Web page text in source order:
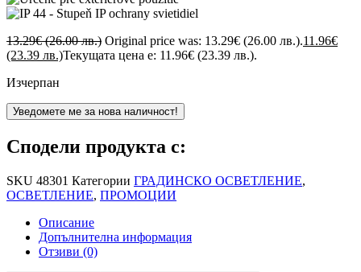
13.29€ (26.00 лв.) Original price was: 13.29€ (26.00 лв.).11.96€
(23.39 лв.)Текущата цена е: 11.96€ (23.39 лв.).
Изчерпан
Уведомете ме за нова наличност!
Сподели продукта с:
SKU 48301 Категории ГРАДИНСКО ОСВЕТЛЕНИЕ,
ОСВЕТЛЕНИЕ, ПРОМОЦИИ
Описание
Допълнителна информация
Отзиви (0)